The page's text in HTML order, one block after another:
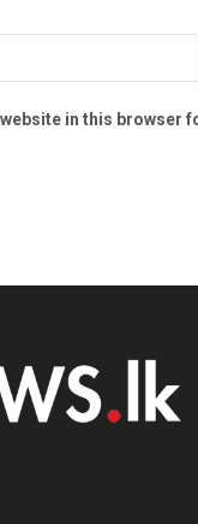
in this browser